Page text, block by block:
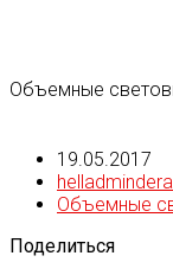
Объемные
19.05.2017
Объемные
Поделиться